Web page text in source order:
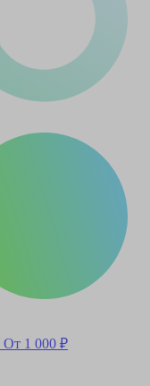
От 1 000 ₽